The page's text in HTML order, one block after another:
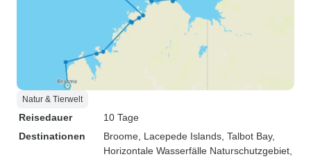
Natur & Tierwelt
Reisedauer
10 Tage
Destinationen
Broome , Lacepede Islands , Talbot Bay,
Horizontale Wasserfälle Naturschutzgebiet